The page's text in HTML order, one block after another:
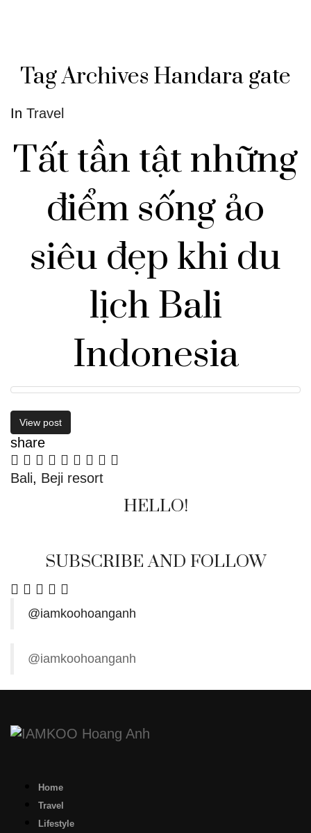
Tag Archives Handara gate
In Travel
Tất tần tật những
điểm sống ảo
siêu đẹp khi du
lịch Bali
Indonesia
View post
share
Bali, Beji resort
HELLO!
SUBSCRIBE AND FOLLOW
@iamkoohoanganh
@iamkoohoanganh
Home
Travel
Lifestyle